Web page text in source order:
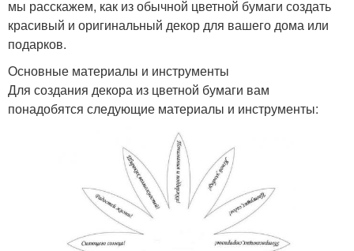
мы расскажем, как из обычной цветной бумаги создать
красивый и оригинальный декор для вашего дома или
подарков.
Основные материалы и инструменты
Для создания декора из цветной бумаги вам
понадобятся следующие материалы и инструменты: